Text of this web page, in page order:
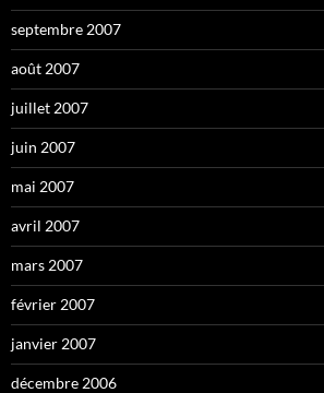
septembre 2007
août 2007
juillet 2007
juin 2007
mai 2007
avril 2007
mars 2007
février 2007
janvier 2007
décembre 2006